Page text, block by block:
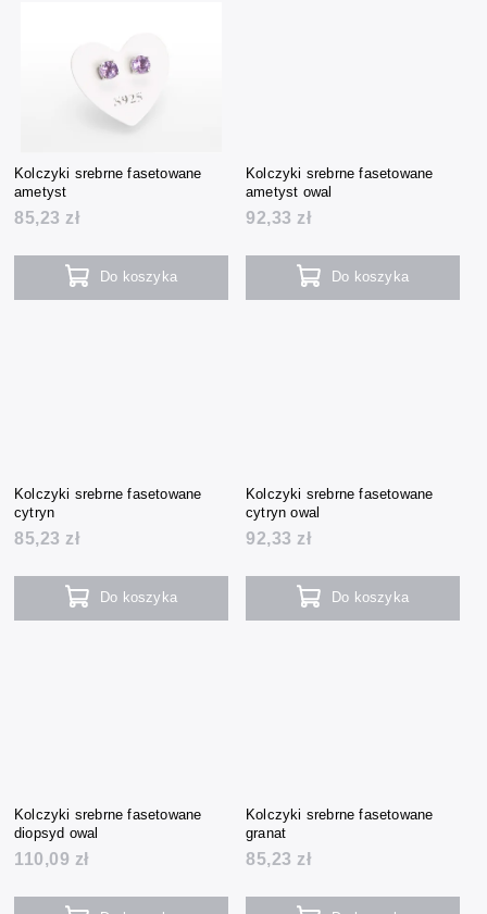
Kolczyki srebrne fasetowane
ametyst
85,23 zł
Do koszyka
Kolczyki srebrne fasetowane
ametyst owal
92,33 zł
Do koszyka
Kolczyki srebrne fasetowane
cytryn
85,23 zł
Do koszyka
Kolczyki srebrne fasetowane
cytryn owal
92,33 zł
Do koszyka
Kolczyki srebrne fasetowane
diopsyd owal
110,09 zł
Kolczyki srebrne fasetowane
granat
85,23 zł